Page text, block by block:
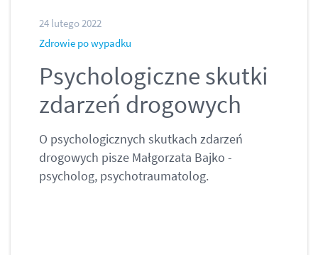
24 lutego 2022
Zdrowie po wypadku
Psychologiczne skutki
zdarzeń drogowych
O psychologicznych skutkach zdarzeń
drogowych pisze Małgorzata Bajko -
psycholog, psychotraumatolog.